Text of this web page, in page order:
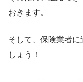
おきます。
そして、保険業者
しょう！